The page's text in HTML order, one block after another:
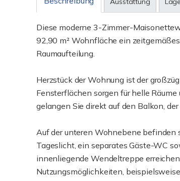
Diese moderne 3-Zimmer-
92,90 m² Wohnfläche ein
Raumaufteilung.
Herzstück der Wohnung ist der
Fensterflächen sorgen für helle
gelangen Sie direkt auf den Balkon,
Auf der unteren Wohnebene befinden
Tageslicht, ein separates Gäste-WC
innenliegende Wendeltreppe
Nutzungsmöglichkeiten,